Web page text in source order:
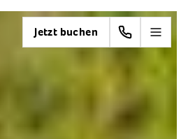
Jetzt buchen